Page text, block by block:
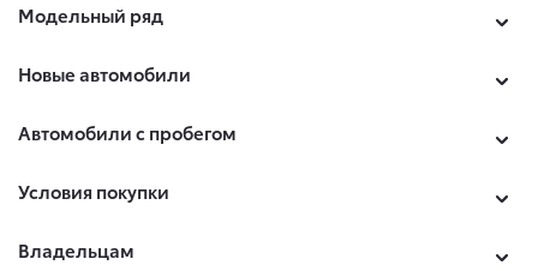
Модельный ряд
Новые автомобили
Автомобили с пробегом
Условия покупки
Владельцам